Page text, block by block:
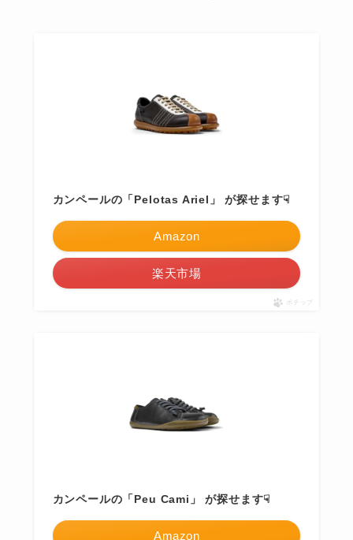
カンペールの「Pelotas Ariel」 が探せます☟
Amazon
楽天市場
ポチップ
カンペールの「Peu Cami」 が探せます☟
Amazon